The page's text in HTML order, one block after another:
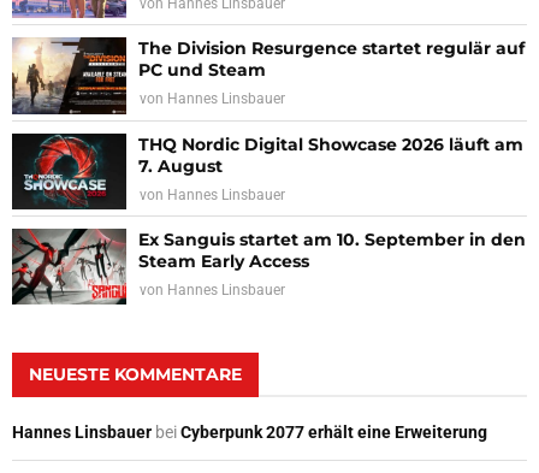
von Hannes Linsbauer
The Division Resurgence startet regulär auf
PC und Steam
von Hannes Linsbauer
THQ Nordic Digital Showcase 2026 läuft am
7. August
von Hannes Linsbauer
Ex Sanguis startet am 10. September in den
Steam Early Access
von Hannes Linsbauer
NEUESTE KOMMENTARE
Hannes Linsbauer beiCyberpunk 2077 erhält eine Erweiterung